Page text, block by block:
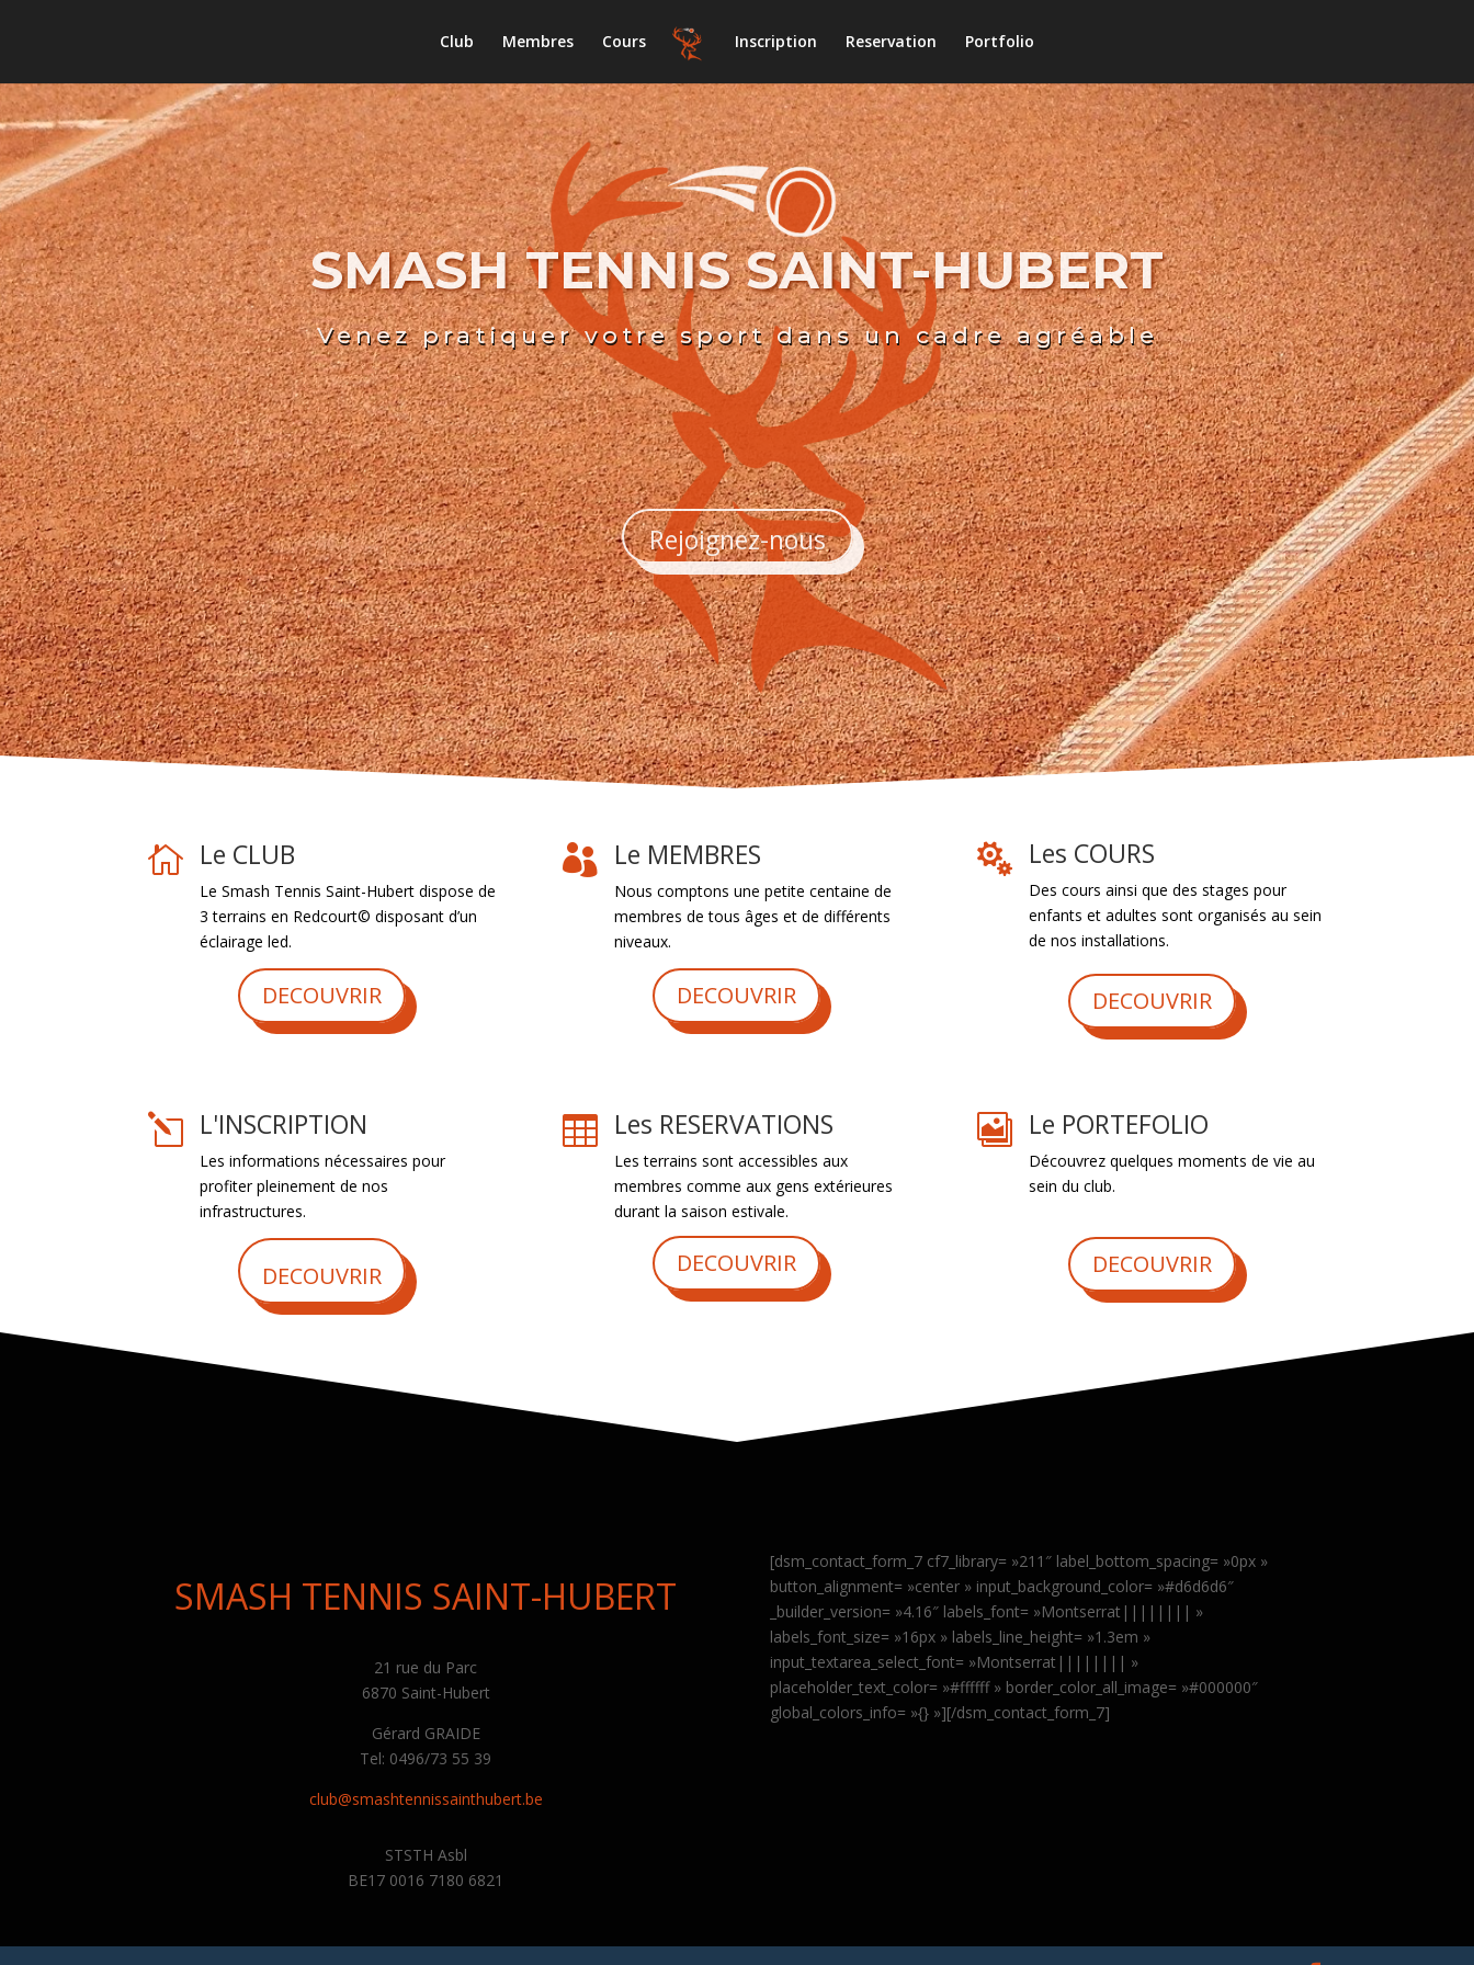
Club Membres Cours Inscription Reservation Portfolio
SMASH TENNIS SAINT-HUBERT
Venez pratiquer votre sport dans un cadre agréable
Rejoignez-nous
 Le CLUB
Le Smash Tennis Saint-Hubert dispose de
3 terrains en Redcourt© disposant d’un
éclairage led.
DECOUVRIR
 Le MEMBRES
Nous comptons une petite centaine de
membres de tous âges et de différents
niveaux.
DECOUVRIR
 Les COURS
Des cours ainsi que des stages pour
enfants et adultes sont organisés au sein
de nos installations.
DECOUVRIR
l L'INSCRIPTION
Les informations nécessaires pour
profiter pleinement de nos
infrastructures.
DECOUVRIR
 Les RESERVATIONS
Les terrains sont accessibles aux
membres comme aux gens extérieures
durant la saison estivale.
DECOUVRIR
 Le PORTEFOLIO
Découvrez quelques moments de vie au
sein du club.
DECOUVRIR
SMASH TENNIS SAINT-HUBERT
21 rue du Parc
6870 Saint-Hubert
Gérard GRAIDE
Tel: 0496/73 55 39
club@smashtennissainthubert.be
STSTH Asbl
BE17 0016 7180 6821
[dsm_contact_form_7 cf7_library= »211″ label_bottom_spacing= »0px »
button_alignment= »center » input_background_color= »#d6d6d6″
_builder_version= »4.16″ labels_font= »Montserrat|||||||| »
labels_font_size= »16px » labels_line_height= »1.3em »
input_textarea_select_font= »Montserrat|||||||| »
placeholder_text_color= »#ffffff » border_color_all_image= »#000000″
global_colors_info= »{} »][/dsm_contact_form_7]